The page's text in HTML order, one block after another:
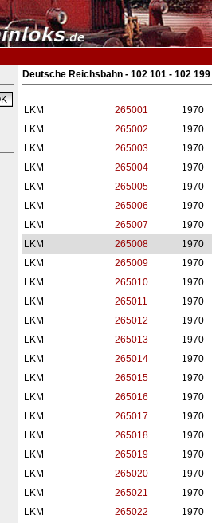
Deutsche Reichsbahn - 102 101 - 102 199
LKM 265001
1970
LKM
265002
1970
LKM
265003
1970
LKM
265004
1970
LKM
265005
1970
LKM
265006
1970
LKM
265007
1970
LKM
265008
1970
LKM
265009
1970
LKM
265010
1970
LKM
265011
1970
LKM
265012
1970
LKM
265013
1970
LKM
265014
1970
LKM
265015
1970
LKM
265016
1970
LKM
265017
1970
LKM
265018
1970
LKM
265019
1970
LKM
265020
1970
LKM
265021
1970
LKM
265022
1970